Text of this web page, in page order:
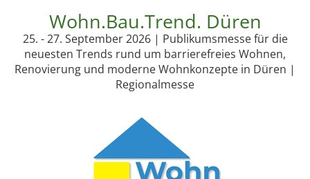
Wohn.Bau.Trend. Düren
25. - 27. September 2026 | Publikumsmesse für die
neuesten Trends rund um barrierefreies Wohnen,
Renovierung und moderne Wohnkonzepte in Düren |
Regionalmesse